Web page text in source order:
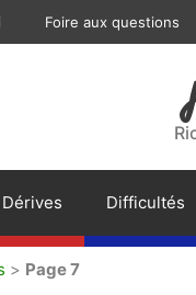
Foire aux questions
Dérives Difficultés
> Page 7